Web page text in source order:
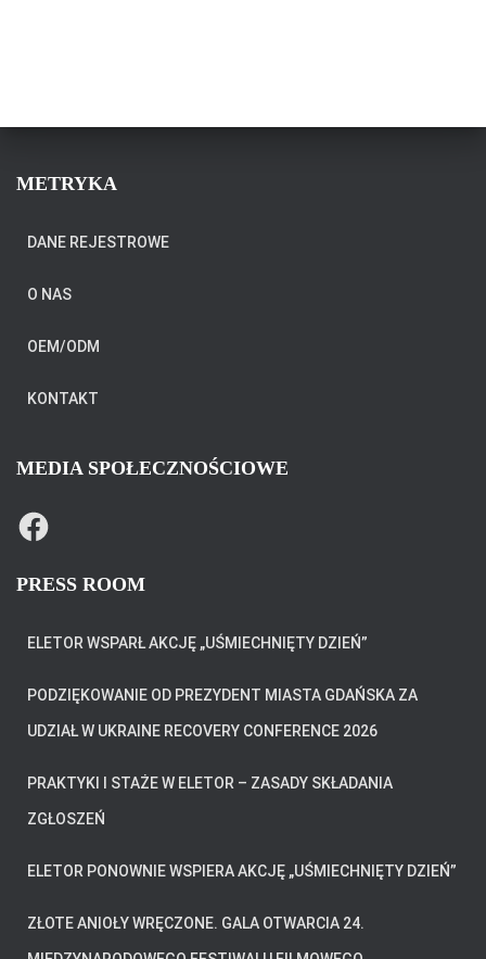
METRYKA
DANE REJESTROWE
O NAS
OEM/ODM
KONTAKT
MEDIA SPOŁECZNOŚCIOWE
F
A
B
O
PRESS ROOM
ELETOR WSPARŁ AKCJĘ „UŚMIECHNIĘTY DZIEŃ”
PODZIĘKOWANIE OD PREZYDENT MIASTA GDAŃSKA ZA
UDZIAŁ W UKRAINE RECOVERY CONFERENCE 2026
PRAKTYKI I STAŻE W ELETOR – ZASADY SKŁADANIA
ZGŁOSZEŃ
ELETOR PONOWNIE WSPIERA AKCJĘ „UŚMIECHNIĘTY DZIEŃ”
ZŁOTE ANIOŁY WRĘCZONE. GALA OTWARCIA 24.